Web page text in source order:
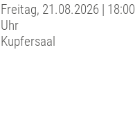
Freitag, 21.08.2026 | 18:00
Uhr
Kupfersaal